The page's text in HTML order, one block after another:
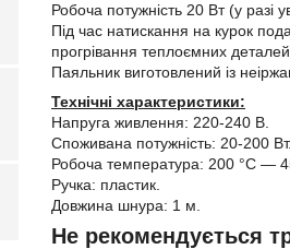
Робоча потужність 20 Вт (у разі
Під час натискання на курок
прогрівання теплоємних
Паяльник виготовлений із
Технічні характеристики:
Напруга живлення: 220-240 В.
Споживана потужність: 20-200 Вт.
Робоча температура: 200 °С —
Ручка: пластик.
Довжина шнура: 1 м.
Не рекомендується